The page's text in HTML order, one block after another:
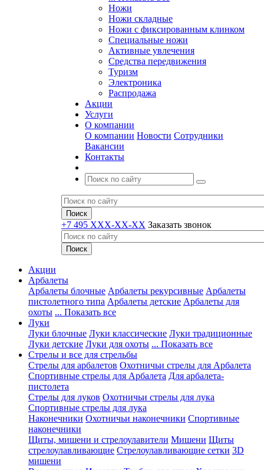
Ножи
Ножи складные
Ножи с фиксированным клинком
Специальные ножи
Активные увлечения
Средства передвижения
Туризм
Электроника
Распродажа
Акции
Услуги
О компании
О компании Новости Сотрудники
Вакансии
Контакты
+7 495 XXX-XX-XX Заказать звонок
Акции
Арбалеты
Арбалеты блочные Арбалеты рекурсивные Арбалеты
пистолетного типа Арбалеты детские Арбалеты для
охоты ... Показать все
Луки
Луки блочные Луки классические Луки традиционные
Луки детские Луки для охоты ... Показать все
Стрелы и все для стрельбы
Стрелы для арбалетов Охотничьи стрелы для Арбалета
Спортивные стрелы для Арбалета Для арбалета-
пистолета
Стрелы для луков Охотничьи стрелы для лука
Спортивные стрелы для лука
Наконечники Охотничьи наконечники Спортивные
наконечники
Щиты, мишени и стрелоулавители Мишени Щиты
стрелоулавливающие Стрелоулавливающие сетки 3D
мишени